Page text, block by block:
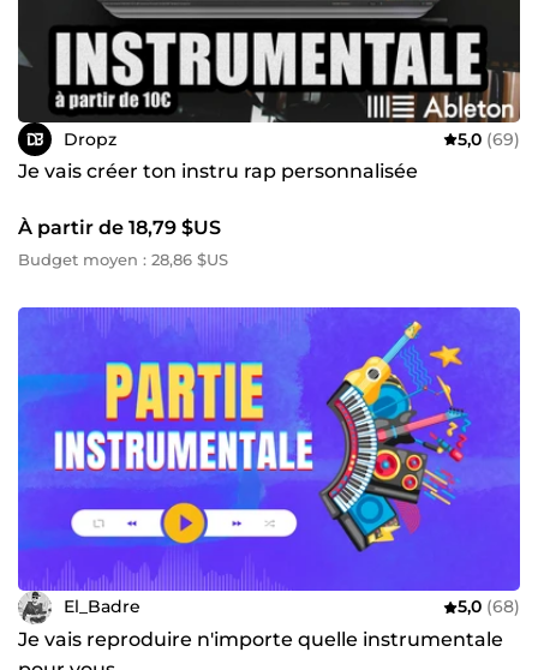
Dropz 5,0 (69)
Je vais créer ton instru rap personnalisée
À partir de 18,79 $US
Budget moyen : 28,86 $US
El_Badre 5,0 (68)
Je vais reproduire n'importe quelle instrumentale